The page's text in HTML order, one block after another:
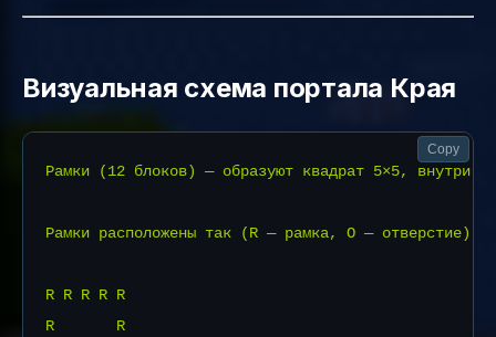
Визуальная схема портала Края
Рамки (12 блоков) — образуют квадрат 5×5, внутри
Рамки расположены так (R — рамка, O — отверстие):
R R R R R
R       R
Copy